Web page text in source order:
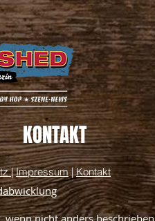
KONTAKT
|Impressum|Kontakt
wenn nicht anders beschrieben